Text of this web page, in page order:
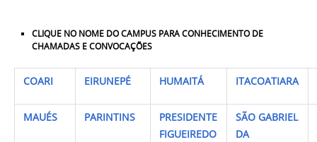
CLIQUE NO NOME DO CAMPUS PARA CONHECIMENTO DE
CHAMADAS E CONVOCAÇÕES
COARI EIRUNEPÉ HUMAITÁ ITACOATIARA
MAUÉS PARINTINS
PRESIDENTE
FIGUEIREDO
SÃO GABRIEL
DA